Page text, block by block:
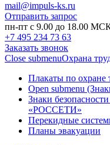
mail@impuls-ks.ru
Отправить запрос
пн-пт с 9.00 до 18.00
+7 495 234 73 63
Заказать звонок
Close submenuОхрана
Плакаты по охране
Open submenu
Знаки
«РОССЕТИ»
Перекидные
Планы эвакуации